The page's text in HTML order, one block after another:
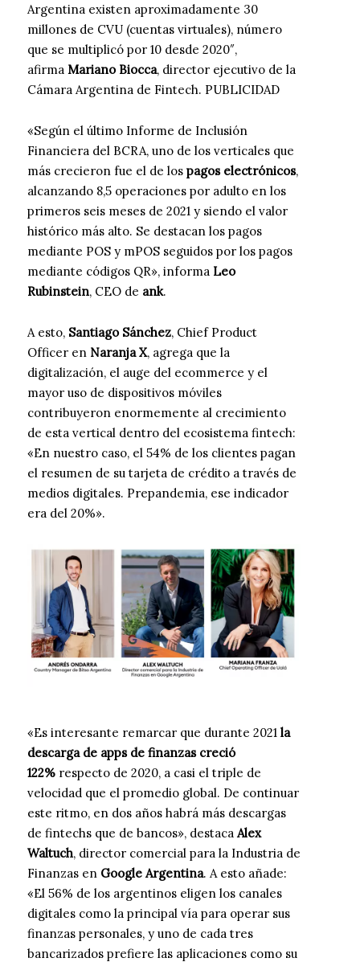
Argentina existen aproximadamente 30
millones de CVU (cuentas virtuales), número
que se multiplicó por 10 desde 2020″,
afirma Mariano Biocca, director ejecutivo de la
Cámara Argentina de Fintech. PUBLICIDAD
«Según el último Informe de Inclusión
Financiera del BCRA, uno de los verticales que
más crecieron fue el de los pagos electrónicos,
alcanzando 8,5 operaciones por adulto en los
primeros seis meses de 2021 y siendo el valor
histórico más alto. Se destacan los pagos
mediante POS y mPOS seguidos por los pagos
mediante códigos QR», informa Leo
Rubinstein, CEO de ank.
A esto, Santiago Sánchez, Chief Product
Officer en Naranja X, agrega que la
digitalización, el auge del ecommerce y el
mayor uso de dispositivos móviles
contribuyeron enormemente al crecimiento
de esta vertical dentro del ecosistema fintech:
«En nuestro caso, el 54% de los clientes pagan
el resumen de su tarjeta de crédito a través de
medios digitales. Prepandemia, ese indicador
era del 20%».
«Es interesante remarcar que durante 2021 la
descarga de apps de finanzas creció
122% respecto de 2020, a casi el triple de
velocidad que el promedio global. De continuar
este ritmo, en dos años habrá más descargas
de fintechs que de bancos», destacaAlex
Waltuch, director comercial para la Industria de
Finanzas en Google Argentina. A esto añade:
«El 56% de los argentinos eligen los canales
digitales como la principal vía para operar sus
finanzas personales, y uno de cada tres
bancarizados prefiere las aplicaciones como su